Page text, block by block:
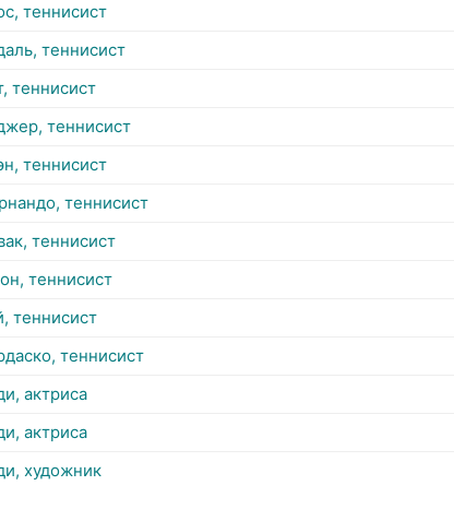
теннисист
теннисист
теннисист
теннисист
теннисист
теннисист
теннисист
теннисист
теннисист
теннисист
актриса
актриса
художник